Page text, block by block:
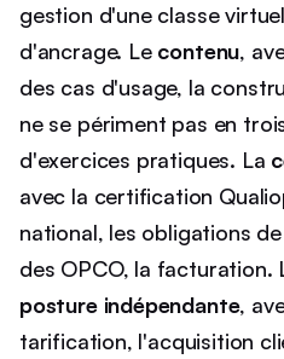
gestion d'une classe
d'ancrage. Le contenu,
des cas d'usage, la
ne se périment pas en
d'exercices pratiques. La
avec la certification
national, les obligations
des OPCO, la facturation.
posture indépendante,
tarification, l'acquisition